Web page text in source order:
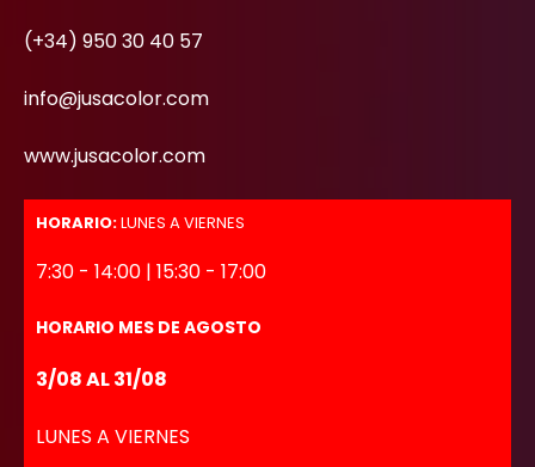
(+34) 950 30 40 57
info@jusacolor.com
www.jusacolor.com
HORARIO:LUNES A VIERNES
7:30 - 14:00 | 15:30 - 17:00
HORARIO MES DE AGOSTO
3/08 AL 31/08
LUNES A VIERNES